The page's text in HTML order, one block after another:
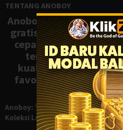
TENTANG ANOBOY
Anoboy adalah situs
gratis dengan koleksi
cepat, mirip
terbaru, ongoing,
kualitas HD tanpa
favoritmu dan
terbaik
Anoboy: Tempat Nonton Anime
Koleksi Lengkap seperti